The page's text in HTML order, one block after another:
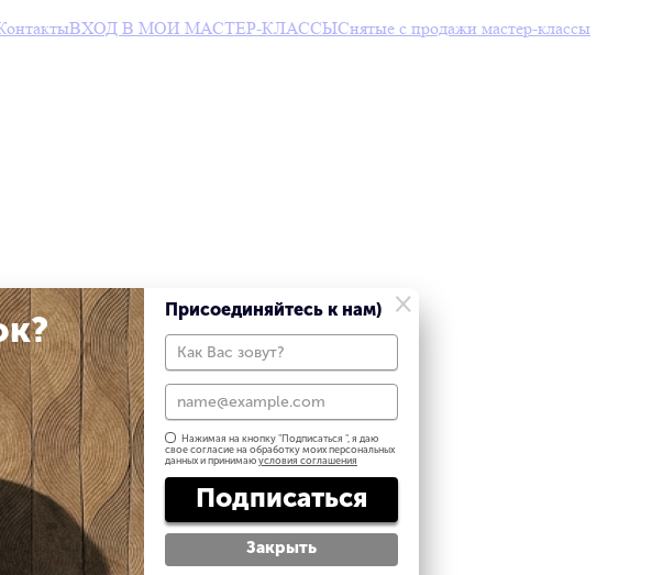
ВХОД В МОИ МАСТЕР-КЛАССЫСнятые с продажи мастер-классы
×
Присоединяйтесь к нам)
Нажимая на кнопку "Подписаться ", я даю
свое согласие на обработку моих персональных
данных и принимаю условия соглашения
Подписаться
Закрыть